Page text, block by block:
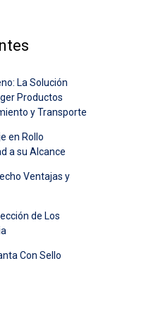
La Solución
Productos
y Transporte
en Rollo
a su Alcance
Ventajas y
de Los
Con Sello